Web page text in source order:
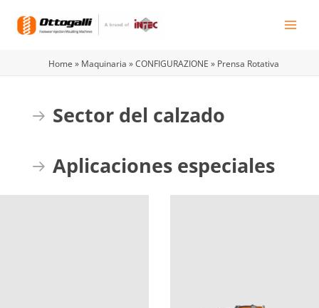
Home » Maquinaria »CONFIGURAZIONE » Prensa Rotativa
Expand
Sector del calzado
Expand
Aplicaciones especiales